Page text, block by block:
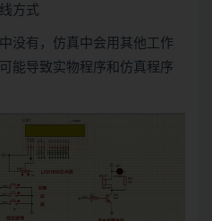
方式
没有，仿真中会用 其他 工作
能导致实物程序和仿真程序